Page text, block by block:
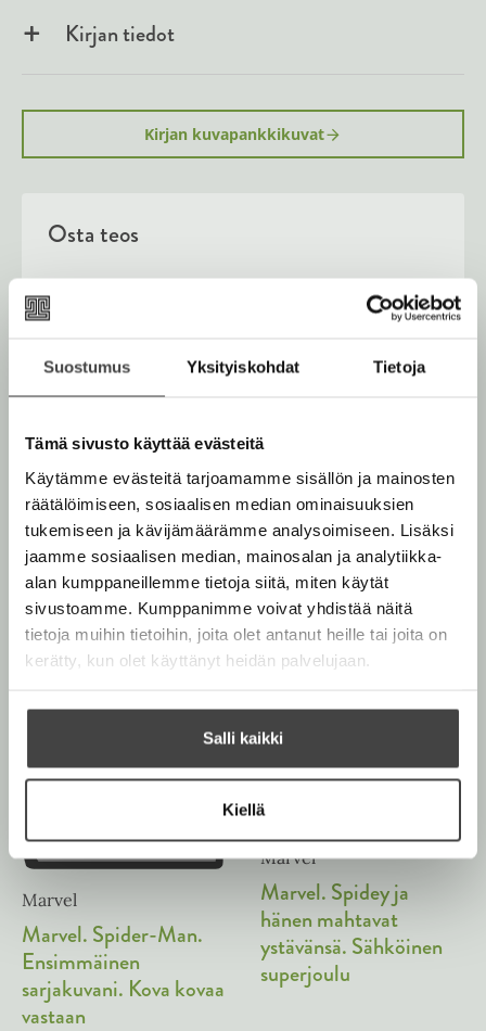
Suostumus Yksityiskohdat Tietoja
Tämä sivusto käyttää evästeitä
Käytämme evästeitä tarjoamamme sisällön ja mainosten
räätälöimiseen, sosiaalisen median ominaisuuksien
tukemiseen ja kävijämäärämme analysoimiseen. Lisäksi
jaamme sosiaalisen median, mainosalan ja analytiikka-
alan kumppaneillemme tietoja siitä, miten käytät
sivustoamme. Kumppanimme voivat yhdistää näitä
tietoja muihin tietoihin, joita olet antanut heille tai joita on
kerätty, kun olet käyttänyt heidän palvelujaan.
Salli kaikki
Kiellä
Kirjan tiedot
Kirjan kuvapankkikuvat
Osta teos
K
u
e
e
Rikastettu e-kirja
B
o
e
t
A
u
k
e
a
a
u
e
ä
i
l
e
h
t
u
u
t
e
l
e
o
o
b
e
a
t
A
u
k
e
a
u
t
n
v
ä
l
e
Muut teokset
Marraskuu 2026
Marvel
Marvel. Spider-Man.
Ensimmäinen
sarjakuvani. Kova kovaa
vastaan
Marvel
Marvel. Spidey ja
hänen mahtavat
ystävänsä. Sähköinen
superjoulu